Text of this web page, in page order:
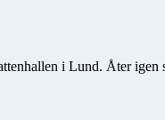
i Lund. Åter